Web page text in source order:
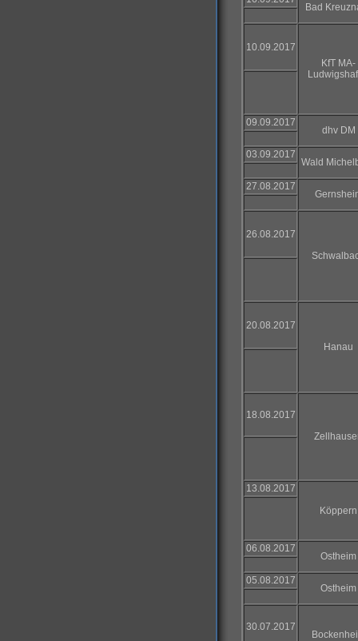
Bad
10.09.2017
KfT MA-
09.09.2017
dhv DM
03.09.2017
Wald
27.08.2017
26.08.2017
20.08.2017
Hanau
18.08.2017
13.08.2017
Köppern
06.08.2017
Ostheim
05.08.2017
Ostheim
30.07.2017